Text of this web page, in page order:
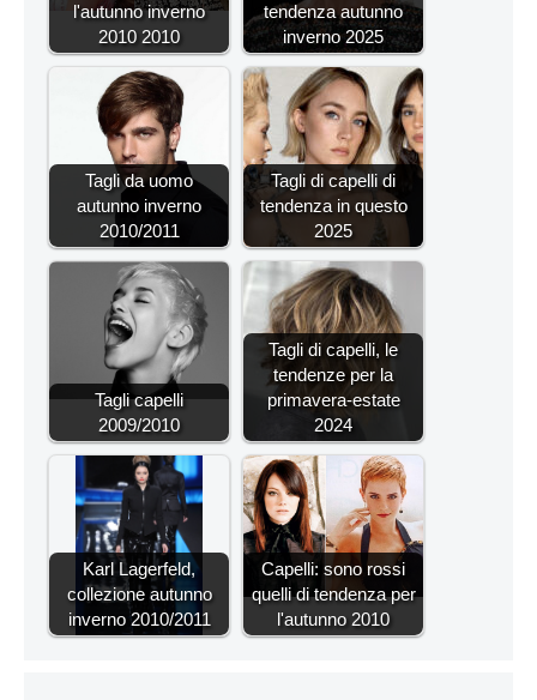
l'autunno inverno
2010 2010
tendenza autunno
inverno 2025
Tagli da uomo
autunno inverno
2010/2011
Tagli di capelli di
tendenza in questo
2025
Tagli capelli
2009/2010
Tagli di capelli, le
tendenze per la
primavera-estate
2024
Karl Lagerfeld,
collezione autunno
inverno 2010/2011
Capelli: sono rossi
quelli di tendenza per
l'autunno 2010